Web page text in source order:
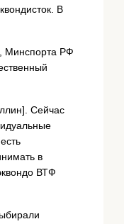
В
Минспорта РФ
Сейчас
в
ВТФ